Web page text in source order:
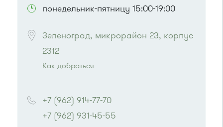
понедельник-пятницу 15:00-19:00
Зеленоград, микрорайон 23, корпус
2312
Как добраться
Автобус № 20.
или до остановки "Кутузово"
Автобус № 366.
+7 (962) 914-77-70
+7 (962) 931-45-55